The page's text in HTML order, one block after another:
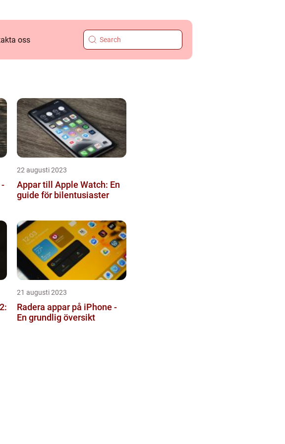
oss
22 augusti 2023
Appar till Apple Watch: En
guide för bilentusiaster
21 augusti 2023
Radera appar på iPhone -
En grundlig översikt